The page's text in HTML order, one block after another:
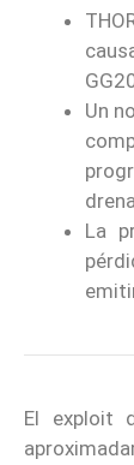
Un
La
El exploit